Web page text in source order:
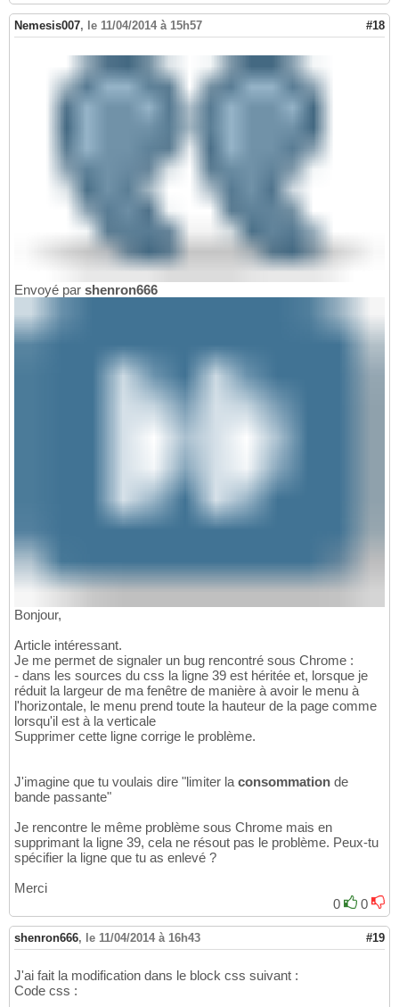
Nemesis007, le 11/04/2014 à 15h57 #18
Envoyé par shenron666
Bonjour,
Article intéressant.
Je me permet de signaler un bug rencontré sous Chrome :
- dans les sources du css la ligne 39 est héritée et, lorsque je
réduit la largeur de ma fenêtre de manière à avoir le menu à
l'horizontale, le menu prend toute la hauteur de la page comme
lorsqu'il est à la verticale
Supprimer cette ligne corrige le problème.
J'imagine que tu voulais dire "limiter la consommation de
bande passante"
Je rencontre le même problème sous Chrome mais en
supprimant la ligne 39, cela ne résout pas le problème. Peux-tu
spécifier la ligne que tu as enlevé ?
Merci
0
0
shenron666, le 11/04/2014 à 16h43 #19
J'ai fait la modification dans le block css suivant :
Code css :